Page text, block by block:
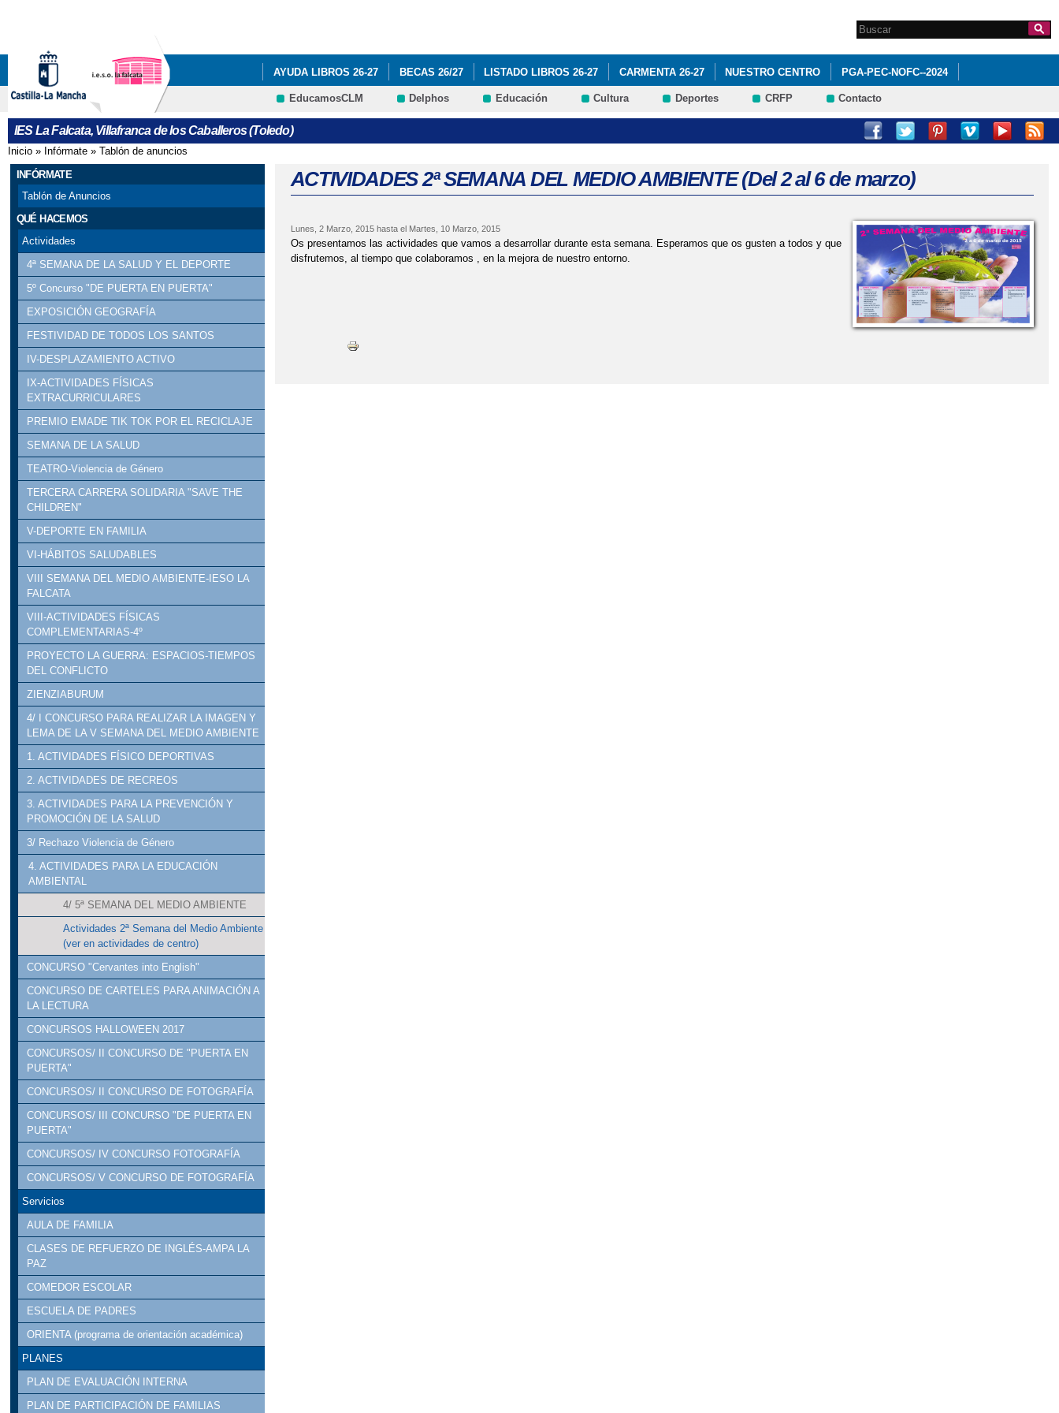
Formulario de
búsqueda
Search this site
AYUDA LIBROS 26-27 BECAS 26/27 LISTADO LIBROS 26-27 CARMENTA 26-27 NUESTRO CENTRO PGA-PEC-NOFC--2024
DOCUMENTOS DE CENTRO PROGRAMA ILUSIONA-T VI PLAN ÉXITO EDUCATIVO: PROYECTO TITULA-S SECRETARÍA
QUÉ HACEMOS
EducamosCLM Delphos Educación Cultura Deportes CRFP Contacto
IES La Falcata, Villafranca de los Caballeros (Toledo)
Se encuentra usted aquí
Inicio » Infórmate » Tablón de anuncios
INFÓRMATE
Tablón de Anuncios
QUÉ HACEMOS
Actividades
4ª SEMANA DE LA SALUD Y EL DEPORTE
5º Concurso "DE PUERTA EN PUERTA"
EXPOSICIÓN GEOGRAFÍA
FESTIVIDAD DE TODOS LOS SANTOS
IV-DESPLAZAMIENTO ACTIVO
IX-ACTIVIDADES FÍSICAS
EXTRACURRICULARES
PREMIO EMADE TIK TOK POR EL RECICLAJE
SEMANA DE LA SALUD
TEATRO-Violencia de Género
TERCERA CARRERA SOLIDARIA "SAVE THE
CHILDREN"
V-DEPORTE EN FAMILIA
VI-HÁBITOS SALUDABLES
VIII SEMANA DEL MEDIO AMBIENTE-IESO LA
FALCATA
VIII-ACTIVIDADES FÍSICAS
COMPLEMENTARIAS-4º
PROYECTO LA GUERRA: ESPACIOS-TIEMPOS
DEL CONFLICTO
ZIENZIABURUM
4/ I CONCURSO PARA REALIZAR LA IMAGEN Y
LEMA DE LA V SEMANA DEL MEDIO AMBIENTE
1. ACTIVIDADES FÍSICO DEPORTIVAS
2. ACTIVIDADES DE RECREOS
3. ACTIVIDADES PARA LA PREVENCIÓN Y
PROMOCIÓN DE LA SALUD
3/ Rechazo Violencia de Género
4. ACTIVIDADES PARA LA EDUCACIÓN
AMBIENTAL
4/ 5ª SEMANA DEL MEDIO AMBIENTE
Actividades 2ª Semana del Medio Ambiente
(ver en actividades de centro)
CONCURSO "Cervantes into English"
CONCURSO DE CARTELES PARA ANIMACIÓN A
LA LECTURA
CONCURSOS HALLOWEEN 2017
CONCURSOS/ II CONCURSO DE "PUERTA EN
PUERTA"
CONCURSOS/ II CONCURSO DE FOTOGRAFÍA
CONCURSOS/ III CONCURSO "DE PUERTA EN
PUERTA"
CONCURSOS/ IV CONCURSO FOTOGRAFÍA
CONCURSOS/ V CONCURSO DE FOTOGRAFÍA
Servicios
AULA DE FAMILIA
CLASES DE REFUERZO DE INGLÉS-AMPA LA
PAZ
COMEDOR ESCOLAR
ESCUELA DE PADRES
ORIENTA (programa de orientación académica)
PLANES
PLAN DE EVALUACIÓN INTERNA
PLAN DE PARTICIPACIÓN DE FAMILIAS
ACTIVIDADES 2ª SEMANA DEL MEDIO AMBIENTE (Del 2 al 6 de marzo)
Lunes, 2 Marzo, 2015hasta el Martes, 10 Marzo, 2015
Os presentamos las actividades que vamos a desarrollar durante esta semana. Esperamos que os gusten a todos y que
disfrutemos, al tiempo que colaboramos , en la mejora de nuestro entorno.